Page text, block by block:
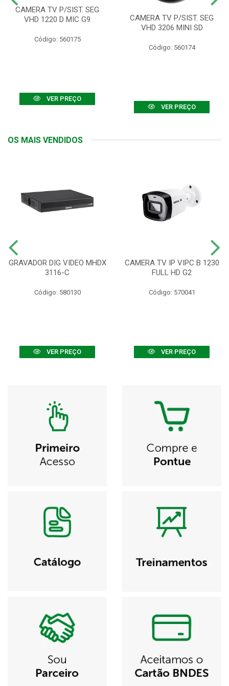
CAMERA TV P/SIST. SEG
VHD 1220 D MIC G9
Código: 560175
VER PREÇO
CAMERA TV P/SIST. SEG
VHD 3206 MINI SD
Código: 560174
VER PREÇO
OS MAIS VENDIDOS
GRAVADOR DIG VIDEO MHDX
3116-C
Código: 580130
VER PREÇO
CAMERA TV IP VIPC B 1230
FULL HD G2
Código: 570041
VER PREÇO